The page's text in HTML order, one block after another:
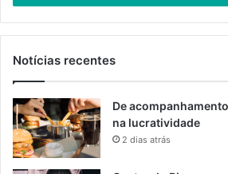
de
email
Notícias recentes
De
na lucratividade
2 dias atrás